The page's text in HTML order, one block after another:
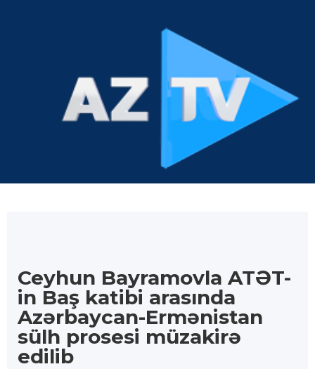
Ceyhun Bayramovla ATƏT-
in Baş katibi arasında
Azərbaycan-Ermənistan
sülh prosesi müzakirə
edilib